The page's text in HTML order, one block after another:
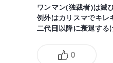
ワンマン(独裁者)は滅
例外はカリスマでキレ
二代目以降に衰退する
0